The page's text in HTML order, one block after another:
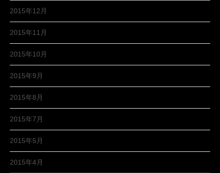
2015年12月
2015年11月
2015年10月
2015年9月
2015年8月
2015年7月
2015年5月
2015年4月